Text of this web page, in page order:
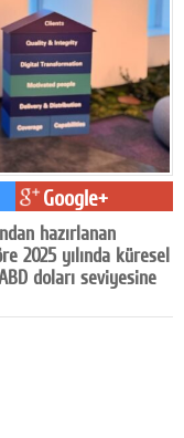
Google+
hazırlanan
2025 yılında küresel
doları seviyesine